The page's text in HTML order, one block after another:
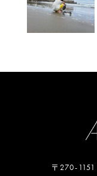
〒270-